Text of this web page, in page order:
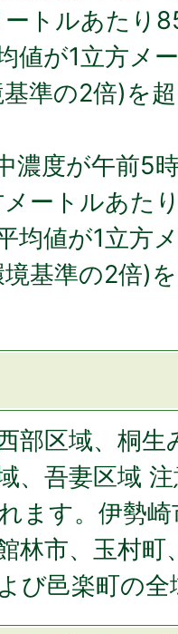
ートルあたり
値が1立方メ
準の2倍)を
濃度が午前5
メートルあた
均値が1立方
基準の2倍)
部区域、桐
、吾妻区域
ます。伊勢
林市、玉村町
び邑楽町の